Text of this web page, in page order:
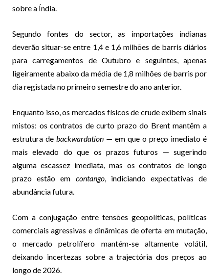
sobre a Índia.
Segundo fontes do sector, as importações indianas
deverão situar-se entre 1,4 e 1,6 milhões de barris diários
para carregamentos de Outubro e seguintes, apenas
ligeiramente abaixo da média de 1,8 milhões de barris por
dia registada no primeiro semestre do ano anterior.
Enquanto isso, os mercados físicos de crude exibem sinais
mistos: os contratos de curto prazo do Brent mantêm a
estrutura de backwardation — em que o preço imediato é
mais elevado do que os prazos futuros — sugerindo
alguma escassez imediata, mas os contratos de longo
prazo estão em contango, indiciando expectativas de
abundância futura.
Com a conjugação entre tensões geopolíticas, políticas
comerciais agressivas e dinâmicas de oferta em mutação,
o mercado petrolífero mantém-se altamente volátil,
deixando incertezas sobre a trajectória dos preços ao
longo de 2026.